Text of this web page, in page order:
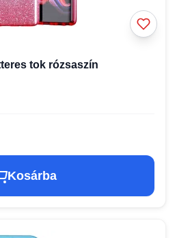
tok rózsaszín
Kosárba